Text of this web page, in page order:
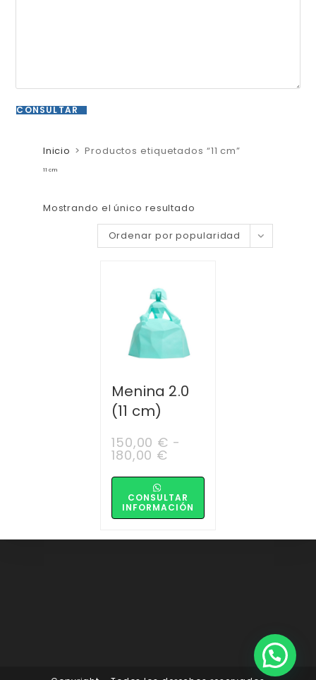
Inicio > Productos etiquetados “11 cm”
11 cm
Mostrando el único resultado
Ordenar por popularidad
Menina 2.0
(11 cm)
150,00 € -
180,00 €
CONSULTAR
INFORMACIÓN